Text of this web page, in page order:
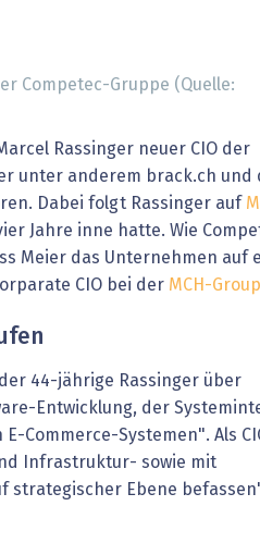
Competec-Gruppe (Quelle:
Rassinger neuer CIO der
unter anderem brack.ch und
Dabei folgt Rassinger auf
Jahre inne hatte. Wie
Meier das Unternehmen auf
CIO bei der MCH-Group
44-jährige Rassinger über
Entwicklung, der
Commerce-Systemen". Als
Infrastruktur- sowie mit
strategischer Ebene